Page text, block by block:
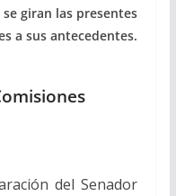
giran las presentes
a sus antecedentes.
del Senador